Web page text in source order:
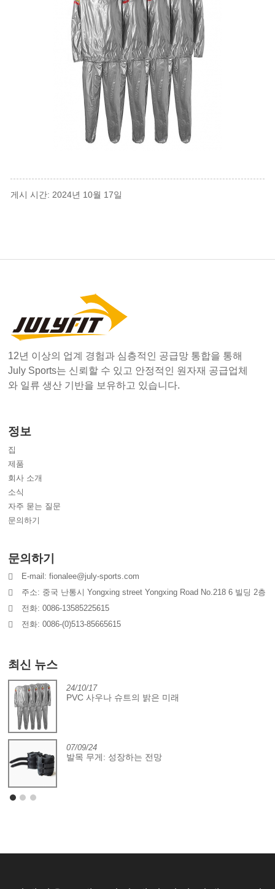
게시 시간: 2024년 10월 17일
12년 이상의 업계 경험과 심층적인 공급망 통합을 통해
July Sports는 신뢰할 수 있고 안정적인 원자재 공급업체
와 일류 생산 기반을 보유하고 있습니다.
정보
집
제품
회사 소개
소식
자주 묻는 질문
문의하기
문의하기
E-mail: fionalee@july-sports.com
주소: 중국 난통시 Yongxing street Yongxing Road No.218 6 빌딩 2층
전화: 0086-13585225615
전화: 0086-(0)513-85665615
최신 뉴스
24/10/17
PVC 사우나 슈트의 밝은 미래
07/09/24
발목 무게: 성장하는 전망